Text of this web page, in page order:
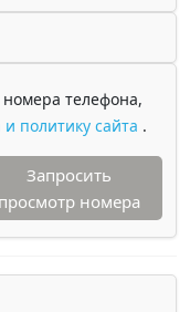
телефона,
политику сайта .
Запросить
просмотр номера